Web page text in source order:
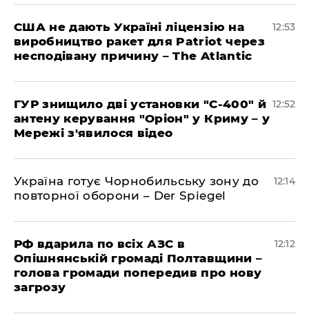
США не дають Україні ліцензію на
виробництво ракет для Patriot через
несподівану причину – The Atlantic
12:53
ГУР знищило дві установки "С-400" й
антену керування "Оріон" у Криму – у
Мережі з'явилося відео
12:52
Україна готує Чорнобильську зону до
повторної оборони – Der Spiegel
12:14
РФ вдарила по всіх АЗС в
Опішнянській громаді Полтавщини –
голова громади попередив про нову
загрозу
12:12